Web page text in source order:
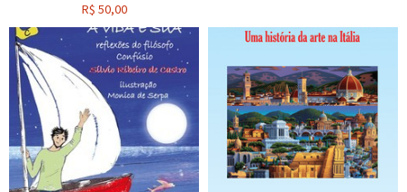
R$ 50,00